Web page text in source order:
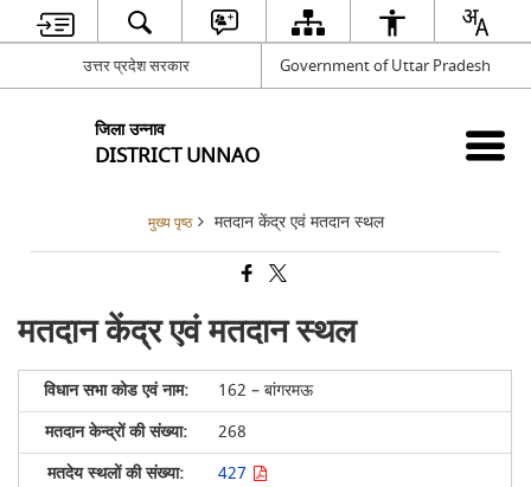
उत्तर प्रदेश सरकार Government of Uttar Pradesh
जिला उन्नाव
DISTRICT UNNAO
मुख्य पृष्ठ मतदान केंद्र एवं मतदान स्थल
मतदान केंद्र एवं मतदान स्थल
162 – बांगरमऊ
268
427